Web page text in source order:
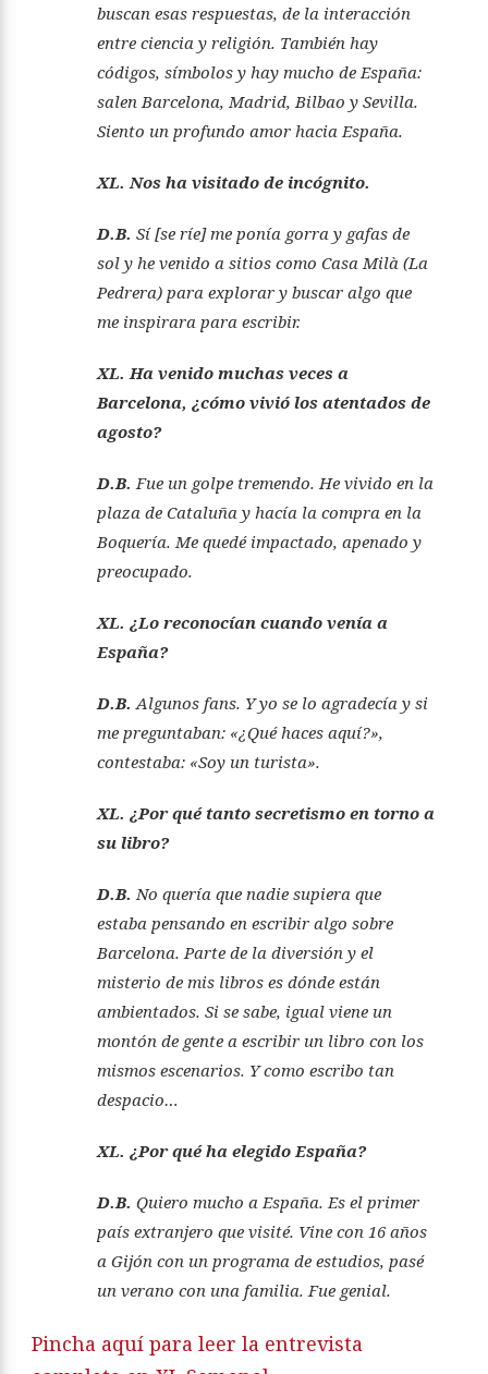
buscan esas respuestas, de la interacción
entre ciencia y religión. También hay
códigos, símbolos y hay mucho de España:
salen Barcelona, Madrid, Bilbao y Sevilla.
Siento un profundo amor hacia España.
XL. Nos ha visitado de incógnito.
D.B. Sí [se ríe] me ponía gorra y gafas de
sol y he venido a sitios como Casa Milà (La
Pedrera) para explorar y buscar algo que
me inspirara para escribir.
XL. Ha venido muchas veces a
Barcelona, ¿cómo vivió los atentados de
agosto?
D.B. Fue un golpe tremendo. He vivido en la
plaza de Cataluña y hacía la compra en la
Boquería. Me quedé impactado, apenado y
preocupado.
XL. ¿Lo reconocían cuando venía a
España?
D.B. Algunos fans. Y yo se lo agradecía y si
me preguntaban: «¿Qué haces aquí?»,
contestaba: «Soy un turista».
XL. ¿Por qué tanto secretismo en torno a
su libro?
D.B. No quería que nadie supiera que
estaba pensando en escribir algo sobre
Barcelona. Parte de la diversión y el
misterio de mis libros es dónde están
ambientados. Si se sabe, igual viene un
montón de gente a escribir un libro con los
mismos escenarios. Y como escribo tan
despacio…
XL. ¿Por qué ha elegido España?
D.B. Quiero mucho a España. Es el primer
país extranjero que visité. Vine con 16 años
a Gijón con un programa de estudios, pasé
un verano con una familia. Fue genial.
Pincha aquí para leer la entrevista